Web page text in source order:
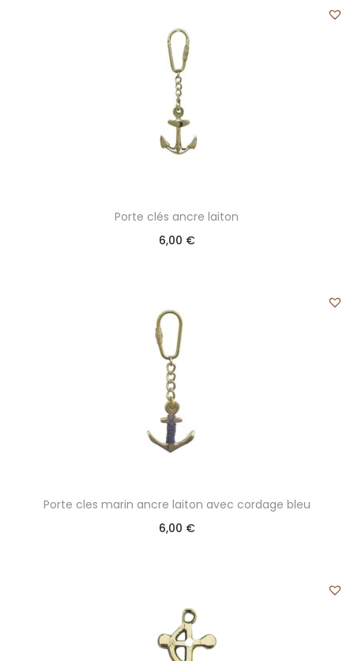
Porte clés ancre laiton
6,00 €
Porte cles marin ancre laiton avec cordage bleu
6,00 €